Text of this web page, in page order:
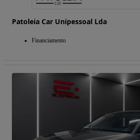
Patoleia Car Unipessoal Lda
Financiamento